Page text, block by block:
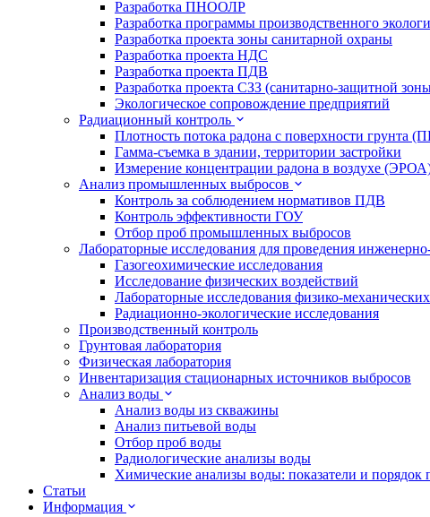
Разработка ПНООЛР
Разработка программы производственного
Разработка проекта зоны санитарной охраны
Разработка проекта НДС
Разработка проекта ПДВ
Разработка проекта СЗЗ (санитарно-защитной
Экологическое сопровождение предприятий
Радиационный контроль
Плотность потока радона с поверхности грунта
Гамма-съемка в здании, территории застройки
Измерение концентрации радона в воздухе
Анализ промышленных выбросов
Контроль за соблюдением нормативов ПДВ
Контроль эффективности ГОУ
Отбор проб промышленных выбросов
Лабораторные исследования для проведения
Газогеохимические исследования
Исследование физических воздействий
Лабораторные исследования физико-
Радиационно-экологические исследования
Производственный контроль
Грунтовая лаборатория
Физическая лаборатория
Инвентаризация стационарных источников выбросов
Анализ воды
Анализ воды из скважины
Анализ питьевой воды
Отбор проб воды
Радиологические анализы воды
Химические анализы воды: показатели и порядок
Статьи
Информация